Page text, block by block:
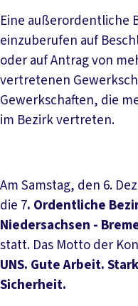
Eine außerordentliche
einzuberufen auf
oder auf Antrag von
vertretenen
Gewerkschaften, die
im Bezirk vertreten.
Am Samstag, den 6.
die 7. Ordentliche
Niedersachsen -
statt. Das Motto der
UNS. Gute Arbeit.
Sicherheit.